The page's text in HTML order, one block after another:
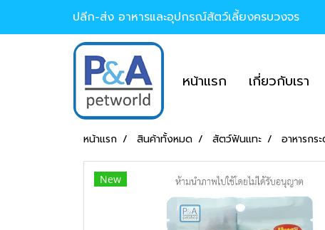
ปลีก-ส่ง อาหารและอุปกรณ์สัตว์เลี้ยงครบวงจร
หน้าแรก เกี่ยวกับเรา
หน้าแรก สินค้าทั้งหมด สัตว์ฟันแทะ อาหารกร
New